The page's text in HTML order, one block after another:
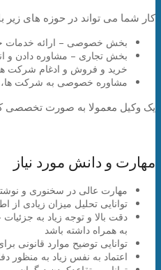
کار شما می تواند در حوزه های زیر
بخش خصوصی – ارائه خدمات
بخش تجاری – مشاوره دادن و
خرید و فروش و ادغام شرکت
مشاوره خصوصی به شرکت ها،
یک وکیل معمولا به صورت تخصصی
مهارت و دانش مورد نیاز
مهارت عالی در سخنوری و
توانایی تحلیل میزان زیادی از
دقت بالا و توجه زیاد به
به همراه داشته باشد
توانایی توضیح موارد
اعتماد به نفس زیاد به منظور